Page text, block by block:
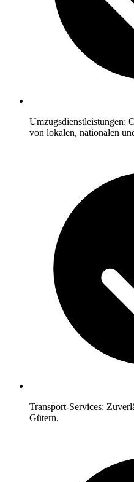
Umzugsdienstleistungen:
von lokalen, nationalen
Transport-Services:
Gütern.